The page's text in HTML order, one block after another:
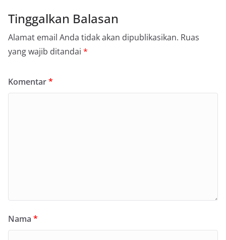
Tinggalkan Balasan
Alamat email Anda tidak akan dipublikasikan. Ruas
yang wajib ditandai *
Komentar*
Nama *